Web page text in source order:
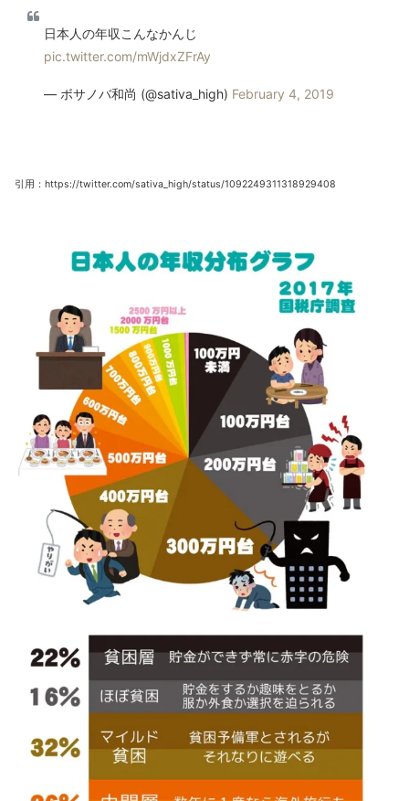
日本人の年収こんなかんじ
pic.twitter.com/mWjdxZFrAy
— ボサノバ和尚 (@sativa_high) February 4, 2019
引用：https://twitter.com/sativa_high/status/1092249311318929408